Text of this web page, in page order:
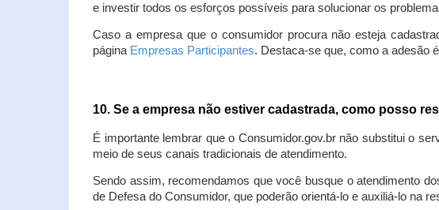
e investir todos os esforços possíveis para solucionar os
Caso a empresa que o consumidor procura não esteja
página Empresas Participantes. Destaca-se que, como a adesão
10. Se a empresa não estiver cadastrada, como posso
É importante lembrar que o Consumidor.gov.br não substitui o
meio de seus canais tradicionais de atendimento.
Sendo assim, recomendamos que você busque o atendimento
de Defesa do Consumidor, que poderão orientá-lo e auxiliá-lo na